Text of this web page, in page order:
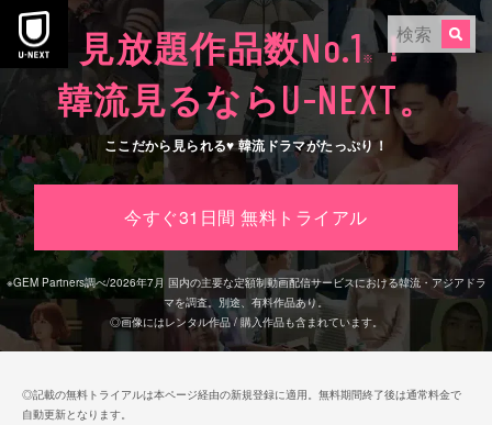
本文へスキップ
見放題作品数No.1 ※ ！
韓流見るならU-NEXT。
ここだから見られる♥ 韓流ドラマがたっぷり！
今すぐ31日間 無料トライアル
※GEM Partners調べ/2026年7⽉ 国内の主要な定額制動画配信サービスにおける韓流・アジアドラ
マを調査。別途、有料作品あり。
◎画像にはレンタル作品 / 購入作品も含まれています。
◎記載の無料トライアルは本ページ経由の新規登録に適用。無料期間終了後は通常料金で
自動更新となります。